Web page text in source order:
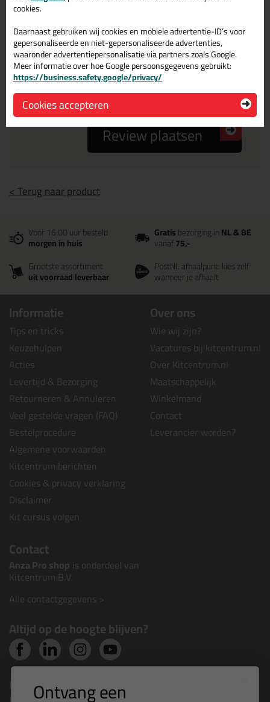
Beoordeling
Zou jij dit product aanbevelen bij anderen?
ja
nee
Review plaatsen
< Terug naar product
Voor 16:00 uur besteld
morgen in huis
Gratisbezorging inNL & BE
vanaf75,-
Grootste assortiment
uit voorraad leverbaar
PostNL afhaalpunt: kies zelf
wanneer je afhaalt
Informatie
Tips en tricks
Keuzehulpen
Acties
Levertijd & Bezorging
Retourneren & Annuleren
Veel gestelde vragen (FAQ)
Bestelprocedure
Algemene voorwaarden
Kitcentrum berichten
Cookies & privacy verklaring
Disclaimer
Kit cursus volgen
Over ons
Wie wij zijn?
Vacatures bij kitcentrum.nl
Over Kitcentrum.nl
Maatschappelijk
Winkelmand
Contact
Leverancier worden?
Contact
Anza Pro shop is onderdeel van
Kitcentrum B.V.
Alle contactgegevens >
Altijd op de hoogte blijven?
Nieuws, tips en exclusieve deals rechtstreeks in je
cookies.
Daarnaast gebruiken wij cookies en mobiele advertentie-ID’s voor
gepersonaliseerde en niet-gepersonaliseerde advertenties,
waaronder advertentiepersonalisatie via partners zoals Google.
Meer informatie over hoe Google persoonsgegevens gebruikt:
https://business.safety.google/privacy/
Cookies accepteren
Ontvang een